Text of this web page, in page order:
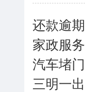
还款逾
家政服
汽车堵
三明一